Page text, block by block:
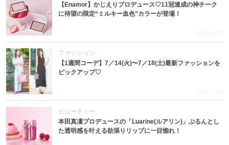
【Enamor】かじえりプロデュース♡11冠達成の神チーク
に待望の限定“ミルキー血色”カラーが登場！
2026.7.27
ファッション
【1週間コーデ】7／14(火)〜7／18(土)最新ファッションを
ピックアップ♡
2026.7.23
ビューティー
本田真凜プロデュースの「Luarine(ルアリン)」ぷるんとし
た透明感を叶える欲張りリップに一目惚れ！